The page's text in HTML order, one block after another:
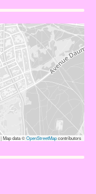
|Map data ©OpenStreetMapcontributors